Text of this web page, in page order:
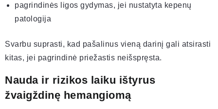
pagrindinės ligos gydymas, jei nustatyta kepenų
patologija
Svarbu suprasti, kad pašalinus vieną darinį gali atsirasti
kitas, jei pagrindinė priežastis neišspręsta.
Nauda ir rizikos laiku ištyrus
žvaigždinę hemangiomą